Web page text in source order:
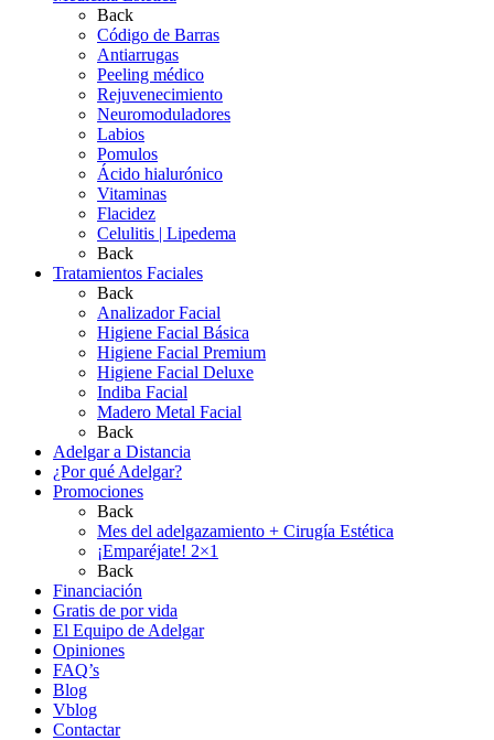
Back
Código de Barras
Antiarrugas
Peeling médico
Rejuvenecimiento
Neuromoduladores
Labios
Pomulos
Ácido hialurónico
Vitaminas
Flacidez
Celulitis | Lipedema
Back
Tratamientos Faciales
Back
Analizador Facial
Higiene Facial Básica
Higiene Facial Premium
Higiene Facial Deluxe
Indiba Facial
Madero Metal Facial
Back
Adelgar a Distancia
¿Por qué Adelgar?
Promociones
Back
Mes del adelgazamiento + Cirugía Estética
¡Emparéjate! 2×1
Back
Financiación
Gratis de por vida
El Equipo de Adelgar
Opiniones
FAQ’s
Blog
Vblog
Contactar